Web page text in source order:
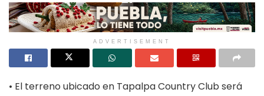
ADVERTISEMENT
• El terreno ubicado en Tapalpa Country Club será